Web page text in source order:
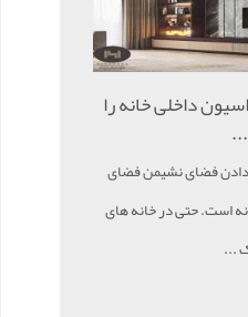
داخلی خانه را
دادن فضای نشیمن فضای
است. حتی در خانه های
...